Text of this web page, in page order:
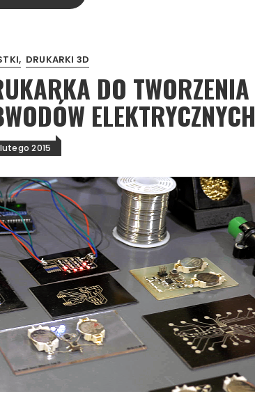
DRUKARKI 3D
DO TWORZENIA
ELEKTRYCZNYCH
lutego 2015